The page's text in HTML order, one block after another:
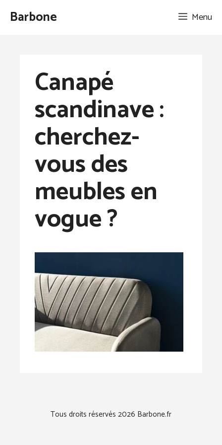
AllerBarbone Menu
Canapé
scandinave :
cherchez-
vous des
meubles en
vogue ?
Tous droits réservés 2026 Barbone.fr